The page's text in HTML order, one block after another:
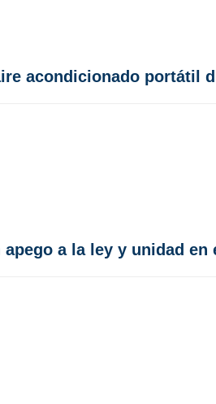
acondicionado portátil
a la ley y unidad en